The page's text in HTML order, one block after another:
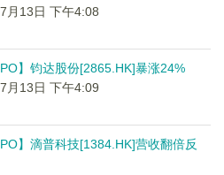
月13日 下午4:08
】钧达股份[2865.HK]暴涨24%
月13日 下午4:09
】滴普科技[1384.HK]营收翻倍反